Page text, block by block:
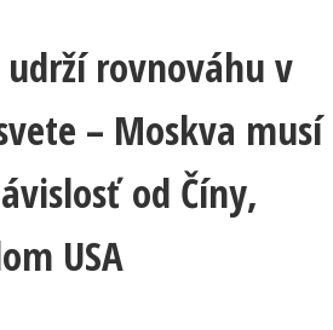
udrží rovnováhu v
– Moskva musí
od Číny,
USA